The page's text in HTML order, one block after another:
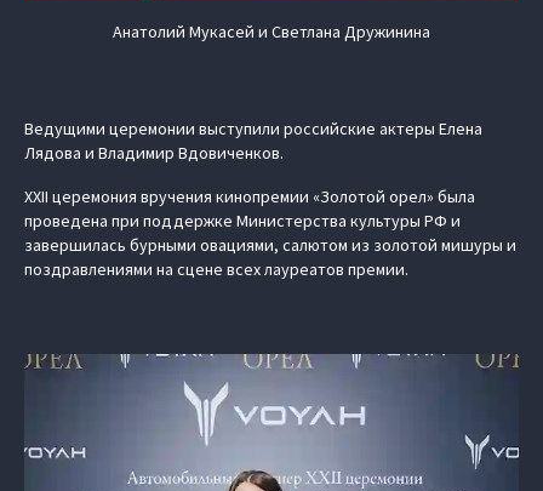
Анатолий Мукасей и Светлана Дружинина
Ведущими церемонии выступили российские актеры Елена
Лядова и Владимир Вдовиченков.
XXII церемония вручения кинопремии «Золотой орел» была
проведена при поддержке Министерства культуры РФ и
завершилась бурными овациями, салютом из золотой мишуры и
поздравлениями на сцене всех лауреатов премии.